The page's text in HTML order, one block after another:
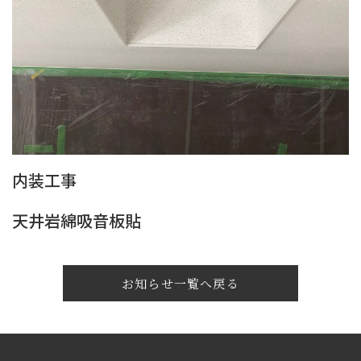
内装工事
天井岩綿吸音板貼
お知らせ一覧へ戻る